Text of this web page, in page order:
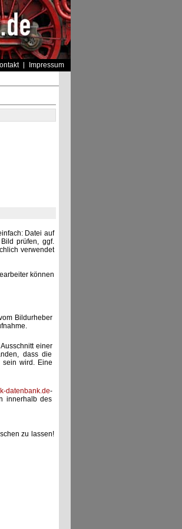
Impressum
Datei auf
prüfen, ggf.
verwendet
können
Bildurheber
einer
dass die
sein wird. Eine
datenbank.de-
innerhalb des
zu lassen!